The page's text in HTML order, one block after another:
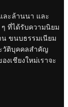
ละล้านนา และ
ๆ ที่ได้รับความนิยม
ขนบธรรมเนียม
วัติบุคคลสำคัญ
งเชียงใหม่เราจะ